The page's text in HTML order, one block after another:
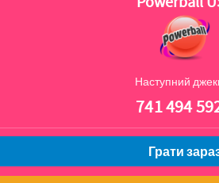
Наступний
741 494
Грати